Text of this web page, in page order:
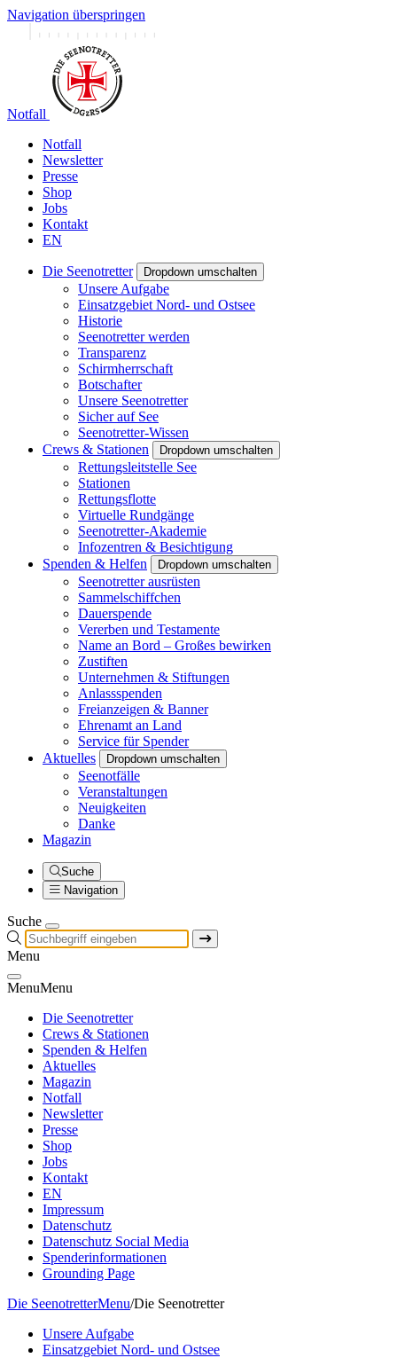
Navigation überspringen
Notfall
Notfall
Newsletter
Presse
Shop
Jobs
Kontakt
EN
Die Seenotretter Dropdown umschalten
Unsere Aufgabe
Einsatzgebiet Nord- und Ostsee
Historie
Seenotretter werden
Transparenz
Schirmherrschaft
Botschafter
Unsere Seenotretter
Sicher auf See
Seenotretter-Wissen
Crews & Stationen
Dropdown umschalten
Rettungsleitstelle See
Stationen
Rettungsflotte
Virtuelle Rundgänge
Seenotretter-Akademie
Infozentren & Besichtigung
Spenden & Helfen
Dropdown umschalten
Seenotretter ausrüsten
Sammelschiffchen
Dauerspende
Vererben und Testamente
Name an Bord – Großes bewirken
Zustiften
Unternehmen & Stiftungen
Anlassspenden
Freianzeigen & Banner
Ehrenamt an Land
Service für Spender
Aktuelles
Dropdown umschalten
Seenotfälle
Veranstaltungen
Neuigkeiten
Danke
Magazin
Suche
Navigation
Suche
Menu
MenuMenu
Die Seenotretter
Crews & Stationen
Spenden & Helfen
Aktuelles
Magazin
Notfall
Newsletter
Presse
Shop
Jobs
Kontakt
EN
Impressum
Datenschutz
Datenschutz Social Media
Spenderinformationen
Grounding Page
Die SeenotretterMenu/Die Seenotretter
Unsere Aufgabe
Einsatzgebiet Nord- und Ostsee